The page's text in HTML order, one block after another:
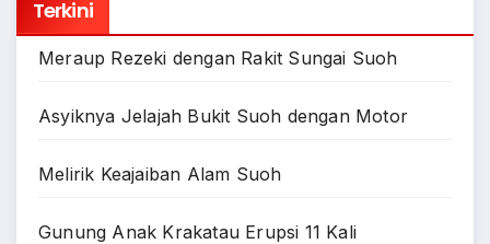
Terkini
Meraup Rezeki dengan Rakit Sungai Suoh
Asyiknya Jelajah Bukit Suoh dengan Motor
Melirik Keajaiban Alam Suoh
Gunung Anak Krakatau Erupsi 11 Kali